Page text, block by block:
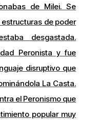
de Milei. Se
de poder
desgastada.
Peronista y fue
disruptivo que
La Casta.
el Peronismo que
popular muy